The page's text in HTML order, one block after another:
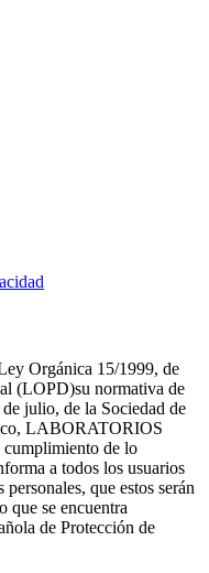
Orgánica 15/1999, de
(LOPD)su normativa de
julio, de la Sociedad de
LABORATORIOS
de lo
a todos los usuarios
que estos serán
que se encuentra
de Protección de